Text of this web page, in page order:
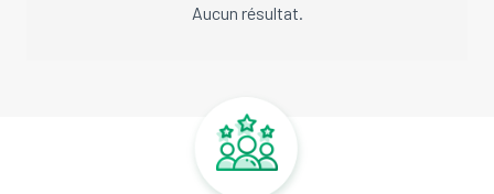
Aucun résultat.